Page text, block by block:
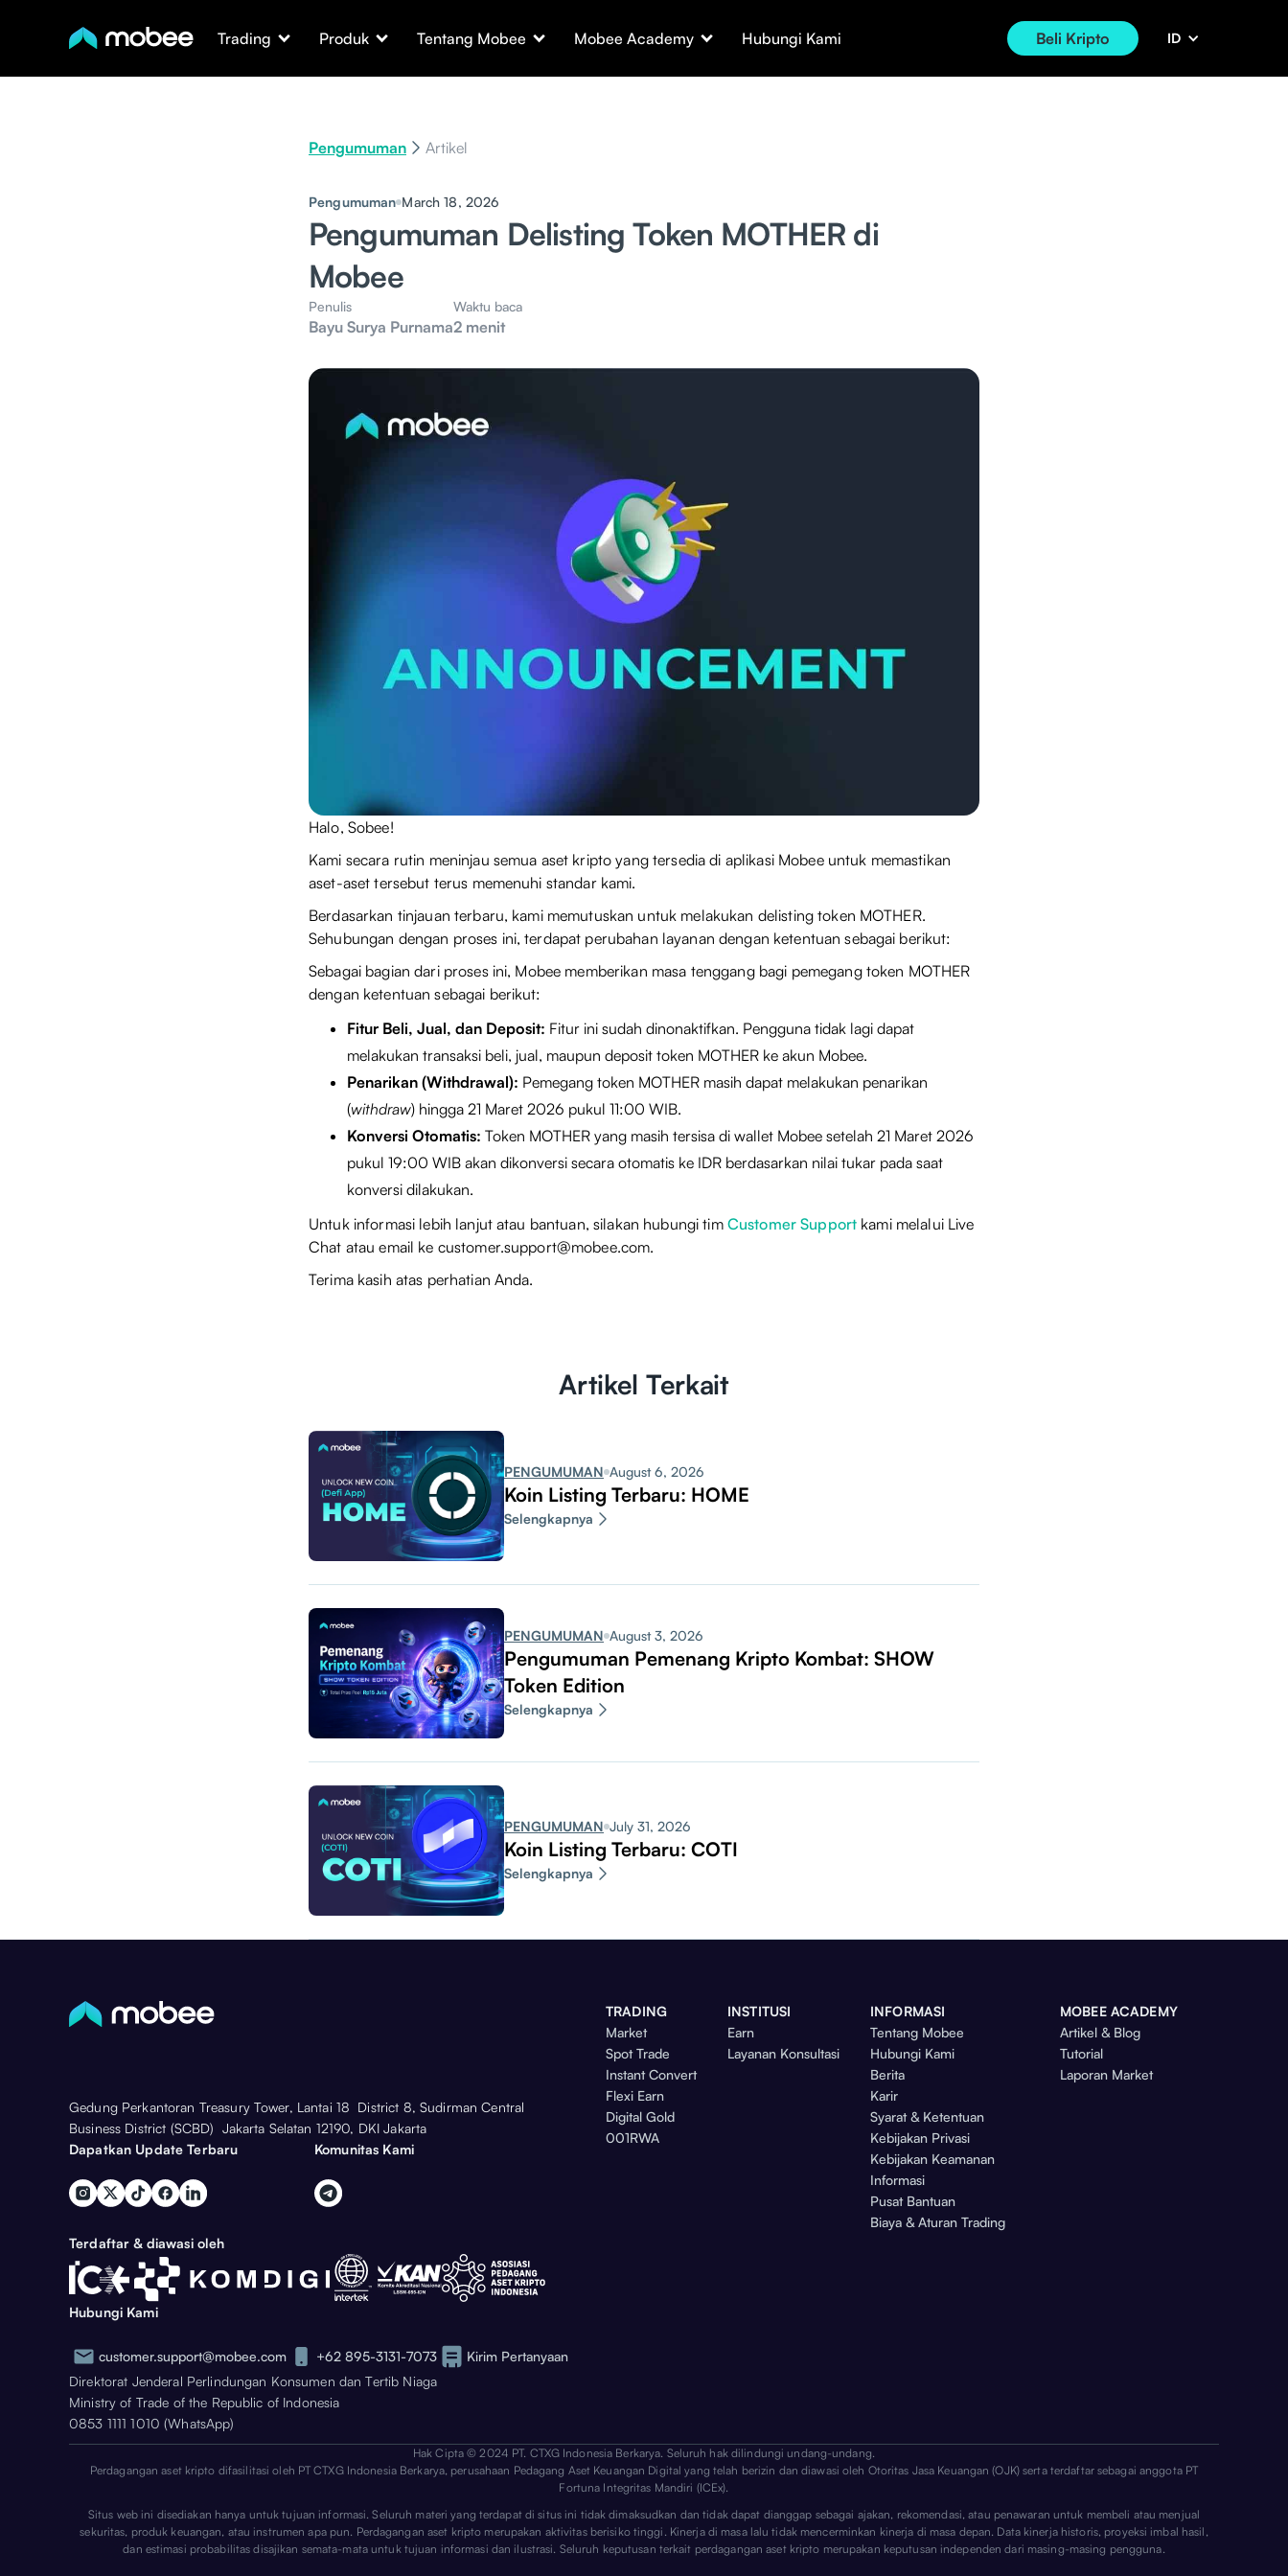
Trading Produk Tentang Mobee Mobee Academy Hubungi Kami Beli Kripto ID
Pengumuman Artikel
Pengumuman March 18, 2026
Pengumuman Delisting Token MOTHER di
Mobee
Penulis
Bayu Surya Purnama
Waktu baca
2 menit
Halo, Sobee!
Kami secara rutin meninjau semua aset kripto yang tersedia di aplikasi Mobee untuk memastikan
aset-aset tersebut terus memenuhi standar kami.
Berdasarkan tinjauan terbaru, kami memutuskan untuk melakukan delisting token MOTHER.
Sehubungan dengan proses ini, terdapat perubahan layanan dengan ketentuan sebagai berikut:
Sebagai bagian dari proses ini, Mobee memberikan masa tenggang bagi pemegang token MOTHER
dengan ketentuan sebagai berikut:
Fitur Beli, Jual, dan Deposit: Fitur ini sudah dinonaktifkan. Pengguna tidak lagi dapat
melakukan transaksi beli, jual, maupun deposit token MOTHER ke akun Mobee.
Penarikan (Withdrawal): Pemegang token MOTHER masih dapat melakukan penarikan
(withdraw) hingga 21 Maret 2026 pukul 11:00 WIB.
Konversi Otomatis: Token MOTHER yang masih tersisa di wallet Mobee setelah 21 Maret 2026
pukul 19:00 WIB akan dikonversi secara otomatis ke IDR berdasarkan nilai tukar pada saat
konversi dilakukan.
Untuk informasi lebih lanjut atau bantuan, silakan hubungi tim Customer Support kami melalui Live
Chat atau email ke customer.support@mobee.com.
Terima kasih atas perhatian Anda.
Artikel Terkait
PENGUMUMAN August 6, 2026
Koin Listing Terbaru: HOME
Selengkapnya
PENGUMUMAN August 3, 2026
Pengumuman Pemenang Kripto Kombat: SHOW
Token Edition
Selengkapnya
PENGUMUMAN July 31, 2026
Koin Listing Terbaru: COTI
Selengkapnya
Gedung Perkantoran Treasury Tower, Lantai 18 District 8, Sudirman Central
Business District (SCBD) Jakarta Selatan 12190, DKI Jakarta
Dapatkan Update Terbaru
Komunitas Kami
TRADING
Market
Spot Trade
Instant Convert
Flexi Earn
Digital Gold
001RWA
INSTITUSI
Earn
Layanan Konsultasi
INFORMASI
Tentang Mobee
Hubungi Kami
Berita
Karir
Syarat & Ketentuan
Kebijakan Privasi
Kebijakan Keamanan
Informasi
Pusat Bantuan
Biaya & Aturan Trading
MOBEE ACADEMY
Artikel & Blog
Tutorial
Laporan Market
Terdaftar & diawasi oleh
Hubungi Kami
customer.support@mobee.com +62 895-3131-7073
Kirim Pertanyaan
Direktorat Jenderal Perlindungan Konsumen dan Tertib Niaga
Ministry of Trade of the Republic of Indonesia
0853 1111 1010 (WhatsApp)
Hak Cipta © 2024 PT. CTXG Indonesia Berkarya. Seluruh hak dilindungi undang-undang.
Perdagangan aset kripto difasilitasi oleh PT CTXG Indonesia Berkarya, perusahaan Pedagang Aset Keuangan Digital yang telah berizin dan diawasi oleh Otoritas Jasa Keuangan (OJK) serta terdaftar sebagai anggota PT
Fortuna Integritas Mandiri (ICEx).
Situs web ini disediakan hanya untuk tujuan informasi. Seluruh materi yang terdapat di situs ini tidak dimaksudkan dan tidak dapat dianggap sebagai ajakan, rekomendasi, atau penawaran untuk membeli atau menjual
sekuritas, produk keuangan, atau instrumen apa pun. Perdagangan aset kripto merupakan aktivitas berisiko tinggi. Kinerja di masa lalu tidak mencerminkan kinerja di masa depan. Data kinerja historis, proyeksi imbal hasil,
dan estimasi probabilitas disajikan semata-mata untuk tujuan informasi dan ilustrasi. Seluruh keputusan terkait perdagangan aset kripto merupakan keputusan independen dari masing-masing pengguna.